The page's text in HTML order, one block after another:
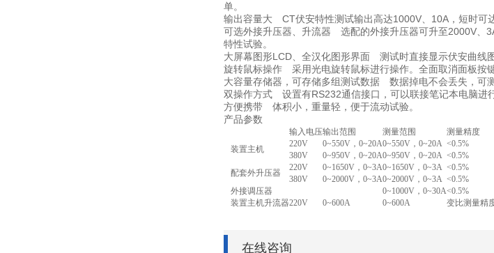
单。
输出容量大 CT伏安特性测试输出高达1000V、10A，短时可
可选外接升压器、升流器 选配的外接升压器可升至2000V、
特性试验。
大屏幕图形LCD、全汉化图形界面 测试时直接显示伏安曲线
旋转鼠标操作 采用光电旋转鼠标进行操作。全面取消面板按
大容量存储器，可存储多组测试数据 数据掉电不会丢失，可
双操作方式 设置有RS232通信接口，可以联接笔记本电脑进
方便携带 体积小，重量轻，便于流动试验。
产品参数
输入电压输出范围 测量范围
测量精度
装置主机
220V 0~550V，0~20A0~550V，0~20A <0.5%
380V
0~950V，0~20A0~950V，0~20A <0.5%
配套外升压器
220V 0~1650V，0~3A0~1650V，0~3A <0.5%
380V
0~2000V，0~3A0~2000V，0~3A <0.5%
外接调压器
0~1000V，0~30A<0.5%
装置主机升流器220V 0~600A 0~600A 变比测量精
在线咨询